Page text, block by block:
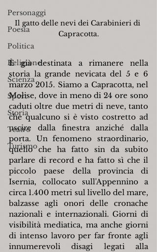
Personaggi
Poesia
Politica
Religione
Scienza
Sport
Storia
Teatro
Turismo
Il gatto delle nevi dei Carabinieri di
Capracotta.
È già destinata a rimanere nella
storia la grande nevicata del 5 e 6
marzo 2015. Siamo a Capracotta, nel
Molise, dove in meno di 24 ore sono
caduti oltre due metri di neve, tanto
che qualcuno si è visto costretto ad
uscire dalla finestra anziché dalla
porta. Un fenomeno straordinario,
quello che ha fatto sin da subito
parlare di record e ha fatto sì che il
piccolo paese della provincia di
Isernia, collocato sull'Appennino a
circa 1.400 metri sul livello del mare,
balzasse agli onori delle cronache
nazionali e internazionali. Giorni di
visibilità mediatica, ma anche giorni
di intenso lavoro per far fronte agli
innumerevoli disagi legati alla